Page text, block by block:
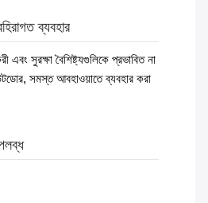
ব্যবহার
এবং সুরক্ষা বৈশিষ্ট্যগুলিকে প্রভাবিত না
সমস্ত আবহাওয়াতে ব্যবহার করা